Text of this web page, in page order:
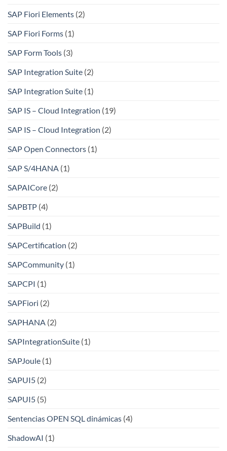
SAP Fiori Elements (2)
SAP Fiori Forms (1)
SAP Form Tools (3)
SAP Integration Suite (2)
SAP Integration Suite (1)
SAP IS – Cloud Integration (19)
SAP IS – Cloud Integration (2)
SAP Open Connectors (1)
SAP S/4HANA (1)
SAPAICore (2)
SAPBTP (4)
SAPBuild (1)
SAPCertification (2)
SAPCommunity (1)
SAPCPI (1)
SAPFiori (2)
SAPHANA (2)
SAPIntegrationSuite (1)
SAPJoule (1)
SAPUI5 (2)
SAPUI5 (5)
Sentencias OPEN SQL dinámicas (4)
ShadowAI (1)